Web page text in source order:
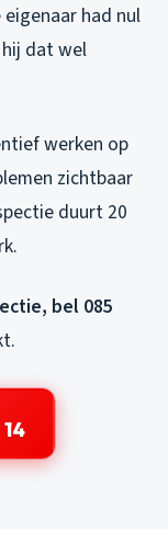
had nul
dat wel
werken op
zichtbaar
duurt 20
bel 085